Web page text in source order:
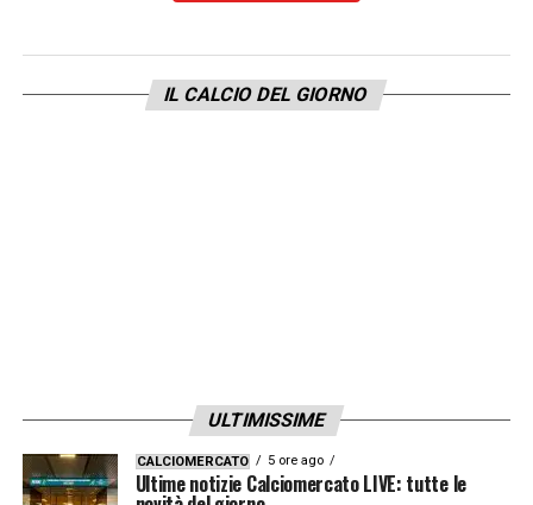
Pur non partendo tra i favoriti del pronostico,
il Pisa è meritatamente lì davanti.
affronterà inevitabilmente dei momenti di
difficolta, chi all’inizio, a metà o a fine
percorso. E’ ancora tutto aperto e tutto è
IL CALCIO DEL GIORNO
ULTIMISSIME
CALCIOMERCATO 5 ore ago
Ultime notizie Calciomercato LIVE: tutte le